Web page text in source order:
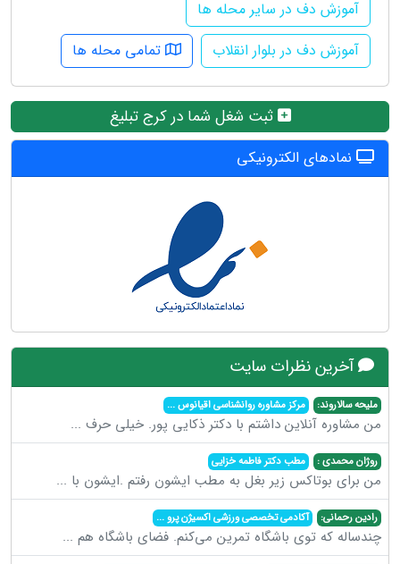
آموزش دف در سایر محله ها
آموزش دف در بلوار انقلاب
تمامی محله ها
ثبت شغل شما در کرج تبلیغ
نمادهای الکترونیکی
آخرین نظرات سایت
ملیحه سالاروند: مرکز مشاوره روانشناسی اقیانوس...
من مشاوره آنلاین داشتم با دکتر ذکایی پور. خیلی حرف ...
روژان محمدی : مطب دکتر فاطمه خزایی
من برای بوتاکس زیر بغل به مطب ایشون رفتم .ایشون با ...
رادین رحمانی: آکادمی تخصصی ورزشی اکسیژن پرو...
چندساله که توی باشگاه تمرین می‌کنم. فضای باشگاه هم ...